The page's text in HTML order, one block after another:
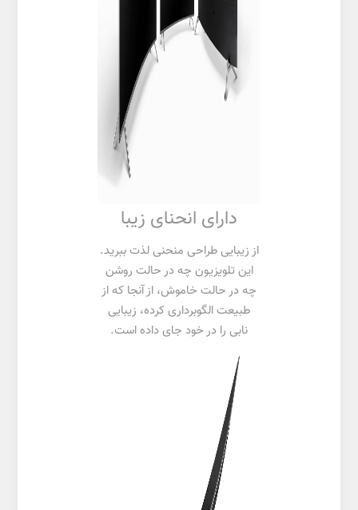
دارای انحنای زیبا
از زیبایی طراحی منحنی لذت ببرید.
این تلویزیون چه در حالت روشن
چه در حالت خاموش، از آنجا که از
طبیعت الگوبرداری کرده، زیبایی
نابی را در خود جای داده است.